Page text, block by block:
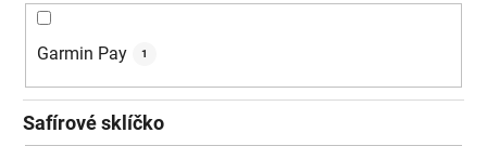
Garmin Pay 1
Safírové sklíčko